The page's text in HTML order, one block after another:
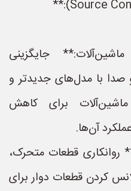
جایگزینی
با مدل‌های جدیدتر و
برای کاهش
آن‌ها.
روانکاری قطعات متحرک،
کردن قطعات دوار برای